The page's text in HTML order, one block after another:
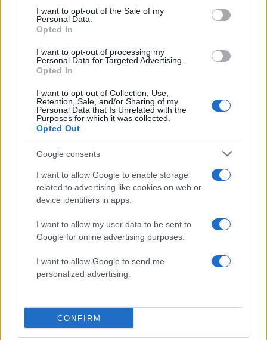
consent section.
I want to opt-out of the Sale of my
Personal Data.
Opted In
I want to opt-out of processing my
Personal Data for Targeted Advertising.
Opted In
I want to opt-out of Collection, Use,
Retention, Sale, and/or Sharing of my
Personal Data that Is Unrelated with the
Purposes for which it was collected.
Opted Out
Google consents
I want to allow Google to enable storage
related to advertising like cookies on web or
device identifiers in apps.
I want to allow my user data to be sent to
Google for online advertising purposes.
I want to allow Google to send me
personalized advertising.
CONFIRM
Lifestyle
ΚΑΤΕΡΙΝΑ ΚΑΙΝΟΥΡΓΙΟΥ
Share:
Ακολουθήστε το Νewsit.gr στο
ενημερωθείτε πρώτοι για όλη την ειδησεογραφία και τα
τελευταία νέατης ημέρας
Πιο δημοφιλή
Κωνσταντίνος Αργυρός και Αλεξάνδρα
με τα δύο παιδιά τους
Η Άννα Βίσση ξετρελάθηκε με μπάντα που
έπαιζε Τσιτσάνη στο Φισκάρδο και τους
πρότεινε συνεργασία
Θρήνος για τον Λιονέλ Μέσι – Πέθανε ο
Το 5ο πακέτο βίντεο και φωτογραφιών με
UFO από το Πεντάγωνο - Το «τρίγωνο» και
οι «ψυχρές σφαίρες»